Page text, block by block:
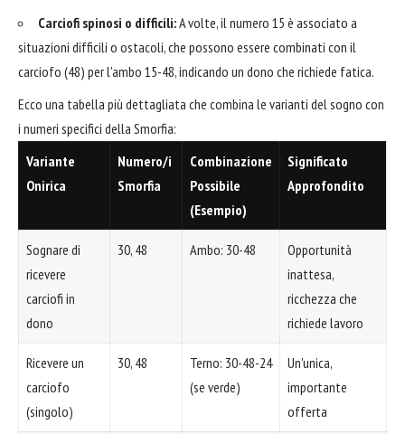
Carciofi spinosi o difficili:A volte, il numero 15 è associato a
situazioni difficili o ostacoli, che possono essere combinati con il
carciofo (48) per l'ambo 15-48, indicando un dono che richiede fatica.
Ecco una tabella più dettagliata che combina le varianti del sogno con
i numeri specifici della Smorfia:
Variante
Onirica
Numero/i
Smorfia
Combinazione
Possibile
(Esempio)
Significato
Approfondito
Sognare di
ricevere
carciofi in
dono
30, 48 Ambo: 30-48
Opportunità
inattesa,
ricchezza che
richiede lavoro
Ricevere un
carciofo
(singolo)
30, 48
Terno: 30-48-24
(se verde)
Un'unica,
importante
offerta